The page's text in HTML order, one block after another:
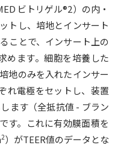
ビトリゲル®2）の内・
トし、培地とインサート
ことで、インサート上の
めます。細胞を培養した
地のみを入れたインサー
れ電極をセットし、装置
ます（全抵抗値 - ブラン
す。これに有効膜面積を
2）がTEER値のデータとな